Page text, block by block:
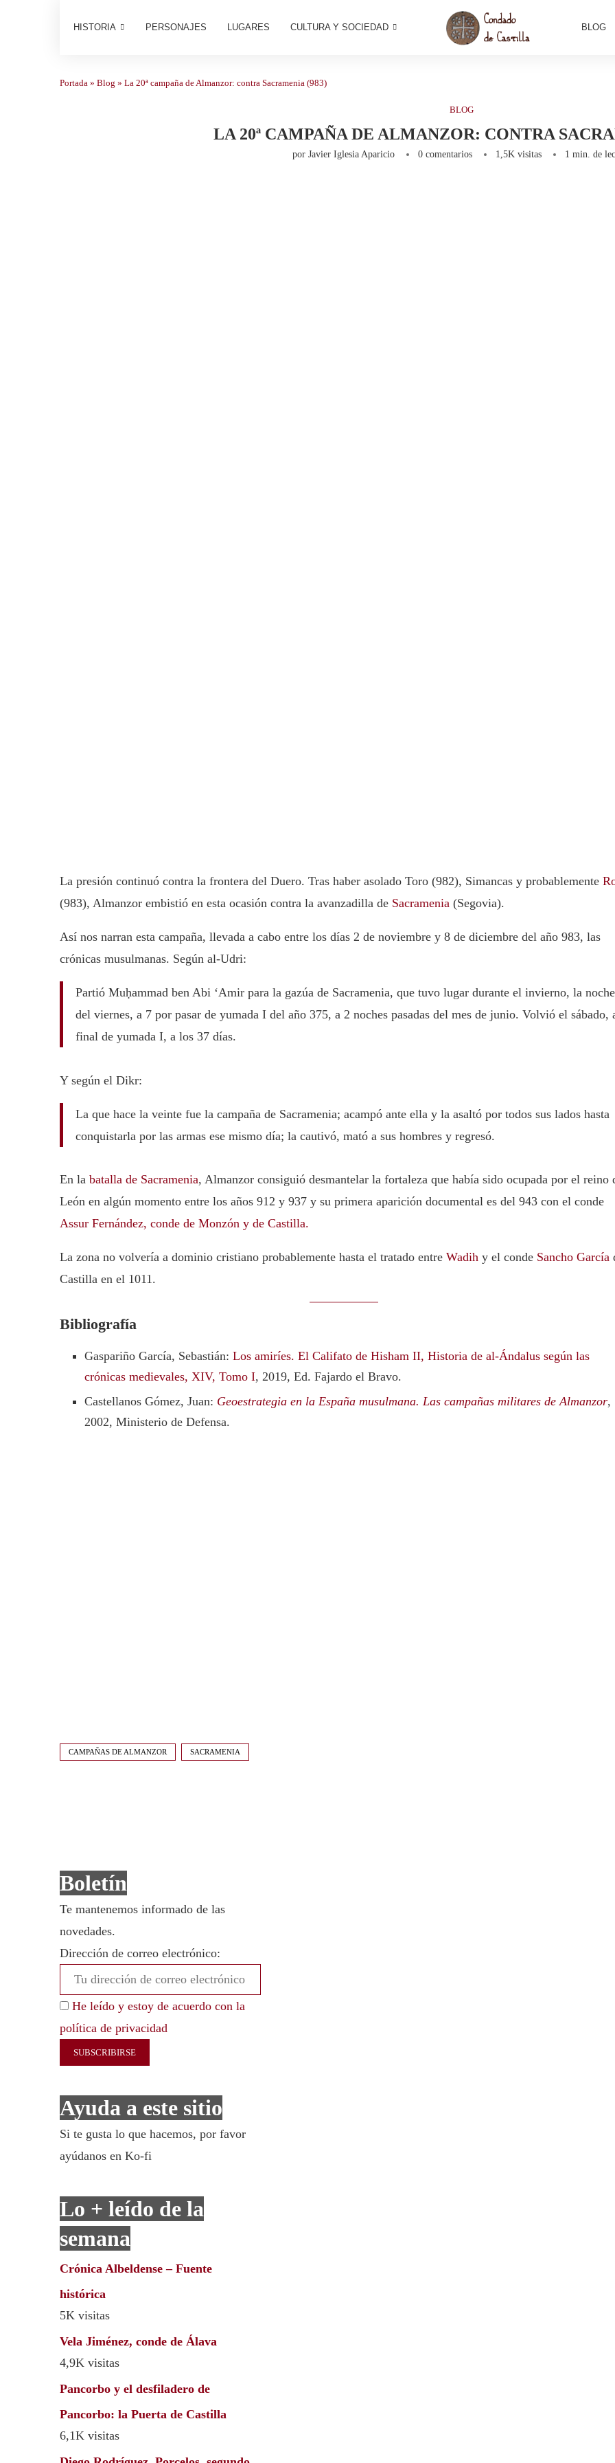
HISTORIA PERSONAJES LUGARES CULTURA Y SOCIEDAD BLOG
Portada » Blog » La 20ª campaña de Almanzor: contra Sacramenia (983)
BLOG
LA 20ª CAMPAÑA DE ALMANZOR: CONTRA
por Javier Iglesia Aparicio 0 comentarios 1,5Kvisitas 1 min. de
La presión continuó contra la frontera del Duero. Tras haber asolado Toro (982), Simancas y probablemente
(983), Almanzor embistió en esta ocasión contra la avanzadilla de Sacramenia (Segovia).
Así nos narran esta campaña, llevada a cabo entre los días 2 de noviembre y 8 de diciembre del año 983, las
crónicas musulmanas. Según al-Udri:
Partió Muḥammad ben Abi ‘Amir para la gazúa de Sacramenia, que tuvo lugar durante el invierno, la noche
del viernes, a 7 por pasar de yumada I del año 375, a 2 noches pasadas del mes de junio. Volvió el sábado,
final de yumada I, a los 37 días.
Y según el Dikr:
La que hace la veinte fue la campaña de Sacramenia; acampó ante ella y la asaltó por todos sus lados hasta
conquistarla por las armas ese mismo día; la cautivó, mató a sus hombres y regresó.
En la batalla de Sacramenia, Almanzor consiguió desmantelar la fortaleza que había sido ocupada por el reino
León en algún momento entre los años 912 y 937 y su primera aparición documental es del 943 con el conde
Assur Fernández, conde de Monzón y de Castilla.
La zona no volvería a dominio cristiano probablemente hasta el tratado entre Wadih y el conde Sancho García
Castilla en el 1011.
Bibliografía
Gaspariño García, Sebastián: Los amiríes. El Califato de Hisham II, Historia de al-Ándalus según las
crónicas medievales, XIV, Tomo I, 2019, Ed. Fajardo el Bravo.
Castellanos Gómez, Juan: Geoestrategia en la España musulmana. Las campañas militares de Almanzor,
2002, Ministerio de Defensa.
CAMPAÑAS DE ALMANZOR SACRAMENIA
Boletín
Te mantenemos informado de las
novedades.
Dirección de correo electrónico:
He leído y estoy de acuerdo con la
política de privacidad
Ayuda a este sitio
Si te gusta lo que hacemos, por favor
ayúdanos en Ko-fi
Lo + leído de la
semana
Crónica Albeldense – Fuente
histórica
5K visitas
Vela Jiménez, conde de Álava
4,9K visitas
Pancorbo y el desfiladero de
Pancorbo: la Puerta de Castilla
6,1K visitas